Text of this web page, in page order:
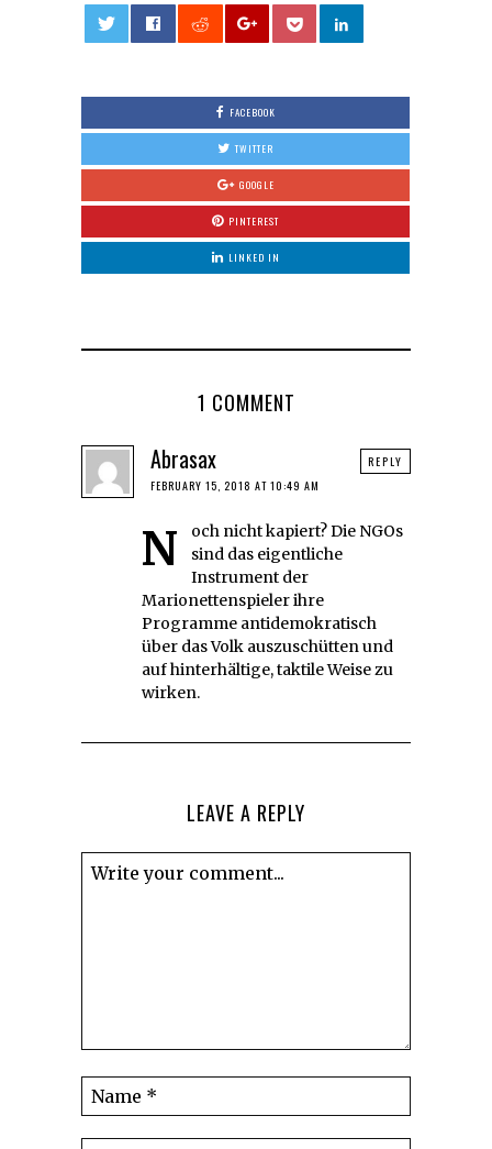
FACEBOOK
TWITTER
GOOGLE
PINTEREST
LINKED IN
1 COMMENT
Abrasax
FEBRUARY 15, 2018 AT 10:49 AM
Noch nicht kapiert? Die NGOs
sind das eigentliche
Instrument der
Marionettenspieler ihre
Programme antidemokratisch
über das Volk auszuschütten und
auf hinterhältige, taktile Weise zu
wirken.
REPLY
LEAVE A REPLY